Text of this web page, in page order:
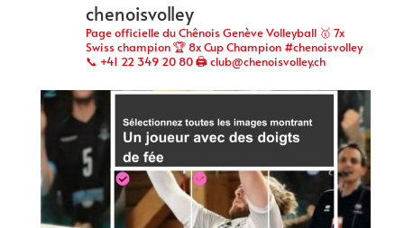
chenoisvolley
Page officielle du Chênois Genève Volleyball 🥇 7x
Swiss champion 🏆 8x Cup Champion #chenoisvolley
📞 +41 22 349 20 80 🖨 club@chenoisvolley.ch